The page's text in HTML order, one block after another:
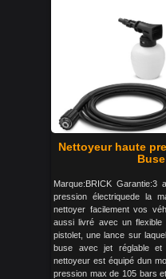
Nettoyeur haute
Marque:BRICK Garantie:3
pression électriquede la
nettoyer facilement vos
aussi livré avec un
pistolet, une lance sur
buse avec jet réglable
nettoyeur est équipé dun
pression max de 105 bars